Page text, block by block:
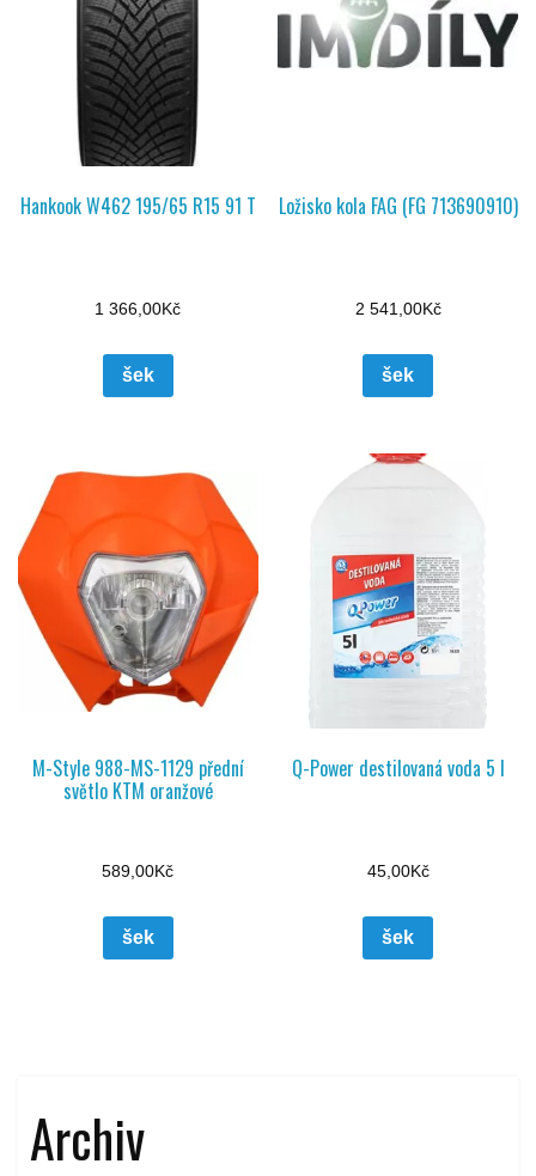
Hankook W462 195/65 R15 91 T
1 366,00Kč
šek
Ložisko kola FAG (FG 713690910)
2 541,00Kč
šek
M-Style 988-MS-1129 přední
světlo KTM oranžové
589,00Kč
šek
Q-Power destilovaná voda 5 l
45,00Kč
šek
Archiv